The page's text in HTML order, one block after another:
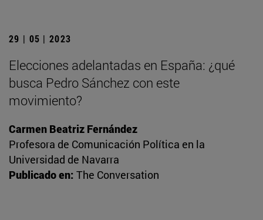
29 | 05 | 2023
Elecciones adelantadas en España: ¿qué
busca Pedro Sánchez con este
movimiento?
Carmen Beatriz Fernández
Profesora de Comunicación Política en la
Universidad de Navarra
Publicado en: The Conversation